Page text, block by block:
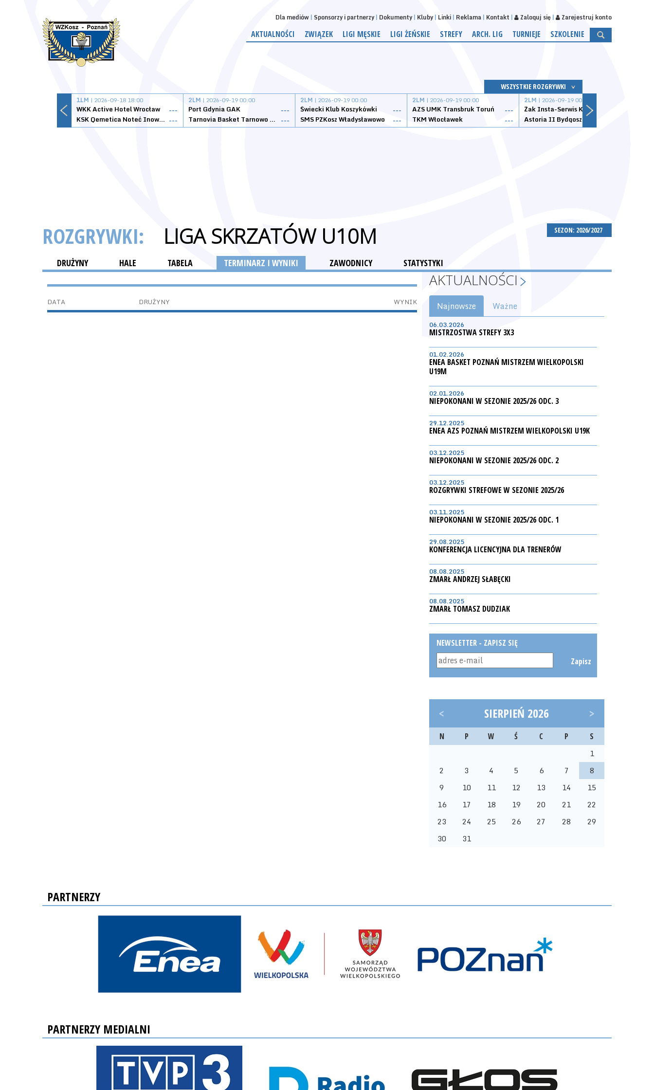
Dla mediów Sponsorzy i partnerzy Dokumenty Kluby Linki Reklama Kontakt Zaloguj się Zarejestruj konto
AKTUALNOŚCI ZWIĄZEK LIGI MĘSKIE LIGI ŻEŃSKIE STREFY ARCH. LIG TURNIEJE SZKOLENIE
WSZYSTKIE ROZGRYWKI
1LM | 2026-09-18 18:00
WKK Active Hotel Wrocław
---
KSK Qemetica Noteć Inowrocław ---
2LM | 2026-09-19 00:00
Port Gdynia GAK
---
Tarnovia Basket Tarnowo Podgórne ---
2LM | 2026-09-19 00:00
Świecki Klub Koszykówki
---
SMS PZKosz Władysławowo
---
2LM | 2026-09-19 00:00
AZS UMK Transbruk Toruń
---
TKM Włocławek
---
2LM | 2026-09-19 00:00
Żak Insta-Serwis Koszalin
Astoria II Bydgoszcz
SEZON: 2026/2027
ROZGRYWKI: LIGA SKRZATÓW U10M
DRUŻYNY HALE TABELA TERMINARZ I WYNIKI ZAWODNICY STATYSTYKI
DATA DRUŻYNY WYNIK
AKTUALNOŚCI
Najnowsze Ważne
06.03.2026
MISTRZOSTWA STREFY 3X3
01.02.2026
ENEA BASKET POZNAŃ MISTRZEM WIELKOPOLSKI
U19M
02.01.2026
NIEPOKONANI W SEZONIE 2025/26 ODC. 3
29.12.2025
ENEA AZS POZNAŃ MISTRZEM WIELKOPOLSKI U19K
03.12.2025
NIEPOKONANI W SEZONIE 2025/26 ODC. 2
03.12.2025
ROZGRYWKI STREFOWE W SEZONIE 2025/26
03.11.2025
NIEPOKONANI W SEZONIE 2025/26 ODC. 1
29.08.2025
KONFERENCJA LICENCYJNA DLA TRENERÓW
08.08.2025
ZMARŁ ANDRZEJ SŁABĘCKI
08.08.2025
ZMARŁ TOMASZ DUDZIAK
NEWSLETTER - ZAPISZ SIĘ
Zapisz
< SIERPIEŃ 2026 >
N P W Ś C P S
1
2
3 4 5 6 7
8
9
10 11 12 13 14
15
16
17 18 19 20 21
22
23
24 25 26 27 28
29
30
31
PARTNERZY
PARTNERZY MEDIALNI